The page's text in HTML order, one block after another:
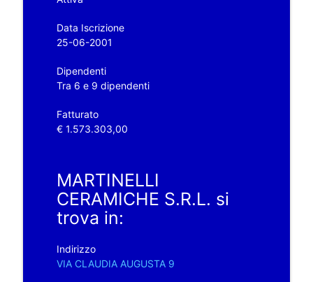
Data Iscrizione
25-06-2001
Dipendenti
Tra 6 e 9 dipendenti
Fatturato
€ 1.573.303,00
MARTINELLI
CERAMICHE S.R.L. si
trova in:
Indirizzo
VIA CLAUDIA AUGUSTA 9